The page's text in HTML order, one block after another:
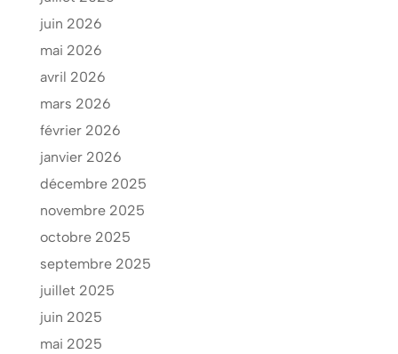
juin 2026
mai 2026
avril 2026
mars 2026
février 2026
janvier 2026
décembre 2025
novembre 2025
octobre 2025
septembre 2025
juillet 2025
juin 2025
mai 2025